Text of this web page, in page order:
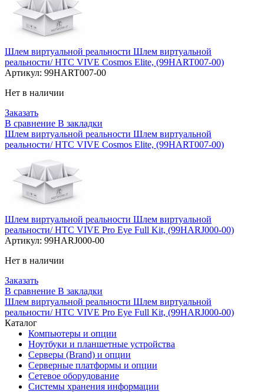
Шлем виртуальной реальности Шлем виртуальной
реальности/ HTC VIVE Cosmos Elite, (99HART007-00)
Артикул: 99HART007-00
Нет в наличии
Заказать
В сравнение В закладки
Шлем виртуальной реальности Шлем виртуальной
реальности/ HTC VIVE Cosmos Elite, (99HART007-00)
Шлем виртуальной реальности Шлем виртуальной
реальности/ HTC VIVE Pro Eye Full Kit, (99HARJ000-00)
Артикул: 99HARJ000-00
Нет в наличии
Заказать
В сравнение В закладки
Шлем виртуальной реальности Шлем виртуальной
реальности/ HTC VIVE Pro Eye Full Kit, (99HARJ000-00)
Каталог
Компьютеры и опции
Ноутбуки и планшетные устройства
Серверы (Brand) и опции
Серверные платформы и опции
Сетевое оборудование
Системы хранения информации